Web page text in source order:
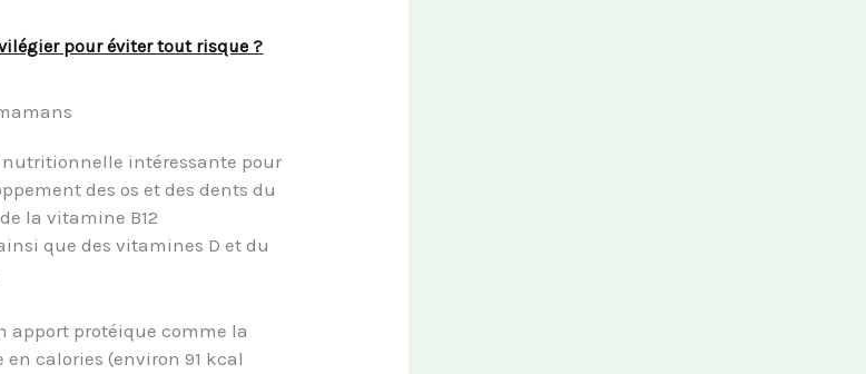
pour éviter tout risque ?
nutritionnelle intéressante pour
des os et des dents du
la vitamine B12
que des vitamines D et du
apport protéique comme la
calories (environ 91 kcal